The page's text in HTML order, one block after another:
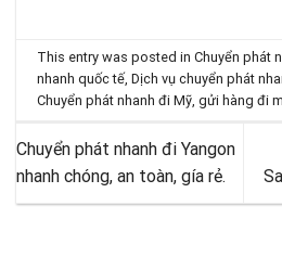
This entry was posted inChuyển phát
nhanh quốc tế,Dịch vụ chuyển phát
Chuyển phát nhanh đi Mỹ,gửi hàng đi
Chuyển phát nhanh đi Yangon
nhanh chóng, an toàn, gía rẻ.